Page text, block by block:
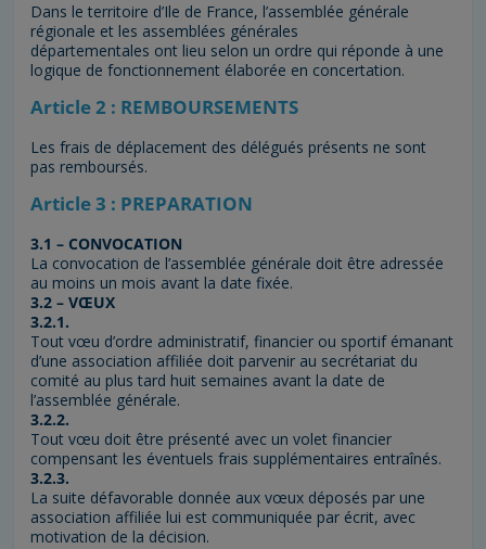
Dans le territoire d’Ile de France, l’assemblée générale
régionale et les assemblées générales
départementales ont lieu selon un ordre qui réponde à une
logique de fonctionnement élaborée en concertation.
Article 2 : REMBOURSEMENTS
Les frais de déplacement des délégués présents ne sont
pas remboursés.
Article 3 : PREPARATION
3.1 – CONVOCATION
La convocation de l’assemblée générale doit être adressée
au moins un mois avant la date fixée.
3.2 – VŒUX
3.2.1.
Tout vœu d’ordre administratif, financier ou sportif émanant
d’une association affiliée doit parvenir au secrétariat du
comité au plus tard huit semaines avant la date de
l’assemblée générale.
3.2.2.
Tout vœu doit être présenté avec un volet financier
compensant les éventuels frais supplémentaires entraînés.
3.2.3.
La suite défavorable donnée aux vœux déposés par une
association affiliée lui est communiquée par écrit, avec
motivation de la décision.